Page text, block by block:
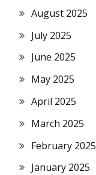
August 2025
July 2025
June 2025
May 2025
April 2025
March 2025
February 2025
January 2025